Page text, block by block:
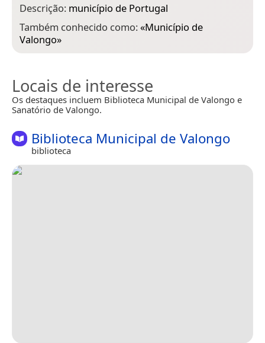
Descrição: município de Portugal
Também conhecido como:«Município de
Valongo»
Locais de interesse
Os destaques incluem Biblioteca Municipal de Valongo e
Sanatório de Valongo.
Biblioteca Municipal de Valongo
biblioteca